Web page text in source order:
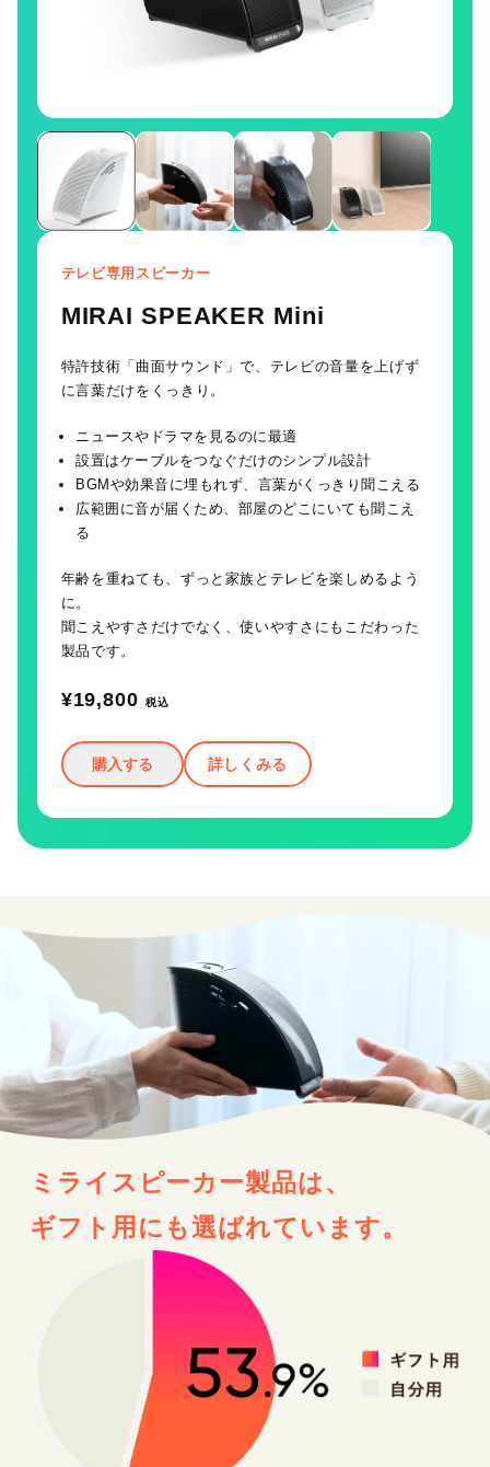
テレビ専用スピーカー
MIRAI SPEAKER Mini
特許技術「曲面サウンド」で、テレビの音量を上げず
に言葉だけをくっきり。
ニュースやドラマを見るのに最適
設置はケーブルをつなぐだけのシンプル設計
BGMや効果音に埋もれず、言葉がくっきり聞こえる
広範囲に音が届くため、部屋のどこにいても聞こえ
る
年齢を重ねても、ずっと家族とテレビを楽しめるよう
に。
聞こえやすさだけでなく、使いやすさにもこだわった
製品です。
¥19,800 税込
購入する 詳しくみる
ミライスピーカー製品は、
ギフト用にも選ばれています。